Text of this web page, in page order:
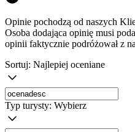
Opinie pochodzą od naszych
Osoba dodająca opinię musi
opinii faktycznie podróżował z
Sortuj: Najlepiej oceniane
Typ turysty: Wybierz